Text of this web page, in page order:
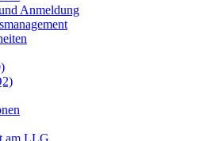
Anmeldung
am LLG